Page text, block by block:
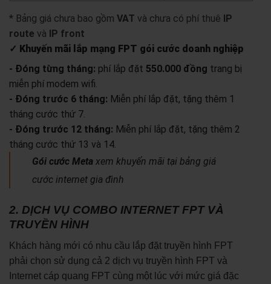
* Bảng giá chưa bao gồm VAT và chưa có phí thuê
IP
route và
IP front
✓ Khuyến mãi lắp mạng FPT gói cước doanh nghiệp
- Đóng từng tháng: phí lắp đặt 550.000 đồng trang bị
miễn phí modem wifi.
- Đóng trước 6 tháng: Miễn phí lắp đặt, tặng thêm 1
tháng cước thứ 7.
- Đóng trước 12 tháng: Miễn phí lắp đặt, tặng thêm 2
tháng cước thứ 13 và 14.
Gói cước Meta xem khuyến mãi tại bảng giá
cước internet gia đình
2. DỊCH VỤ COMBO INTERNET FPT VÀ
TRUYỀN HÌNH
Khách hàng mới có nhu cầu lắp đặt truyền hình FPT
phải chọn sử dụng cả 2 dịch vụ truyền hình FPT và
Internet cáp quang FPT cùng một lúc với mức giá đặc